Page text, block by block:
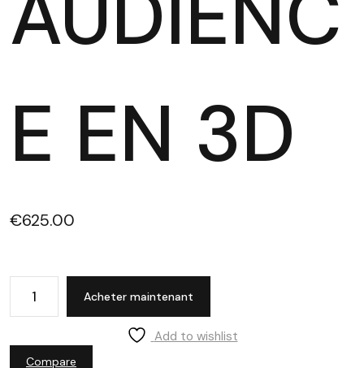
E EN 3D
€625.00
Acheter maintenant
Add to wishlist
Compare